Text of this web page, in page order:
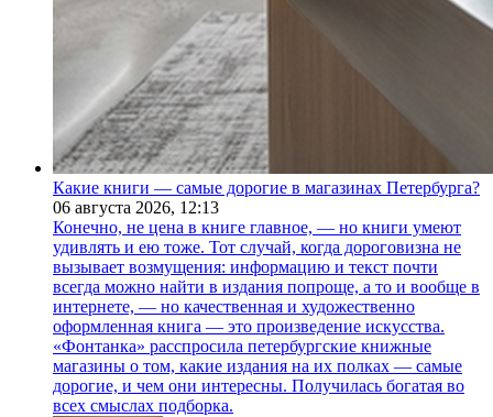
Какие книги — самые дорогие в магазинах Петербурга?
06 августа 2026, 12:13
Конечно, не цена в книге главное, — но книги умеют
удивлять и ею тоже. Тот случай, когда дороговизна не
вызывает возмущения: информацию и текст почти
всегда можно найти в издания попроще, а то и вообще в
интернете, — но качественная и художественно
оформленная книга — это произведение искусства.
«Фонтанка» расспросила петербургские книжные
магазины о том, какие издания на их полках — самые
дорогие, и чем они интересны. Получилась богатая во
всех смыслах подборка.